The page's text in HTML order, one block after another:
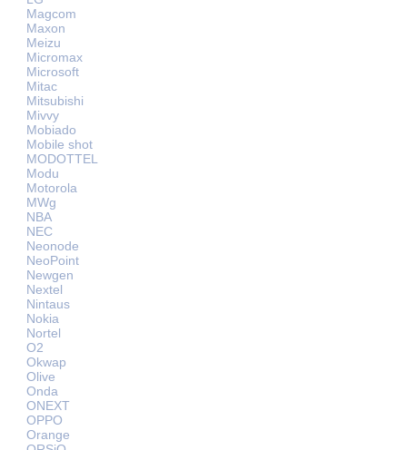
Magcom
Maxon
Meizu
Micromax
Microsoft
Mitac
Mitsubishi
Mivvy
Mobiado
Mobile shot
MODOTTEL
Modu
Motorola
MWg
NBA
NEC
Neonode
NeoPoint
Newgen
Nextel
Nintaus
Nokia
Nortel
O2
Okwap
Olive
Onda
ONEXT
OPPO
Orange